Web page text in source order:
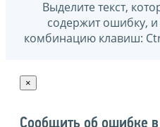
Выделите текст,
содержит ошибку,
комбинацию клавиш:
×